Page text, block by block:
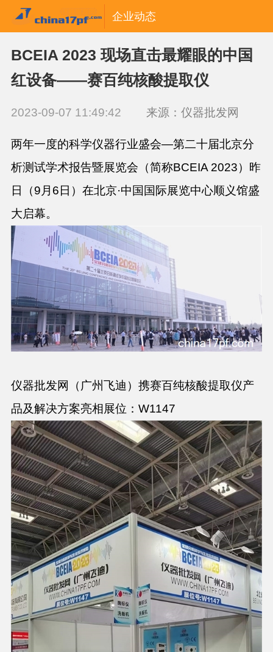
企业动态
BCEIA 2023 现场直击最耀眼的中国
红设备——赛百纯核酸提取仪
2023-09-07 11:49:42 来源：仪器批发网
两年一度的科学仪器行业盛会—第二十届北京分
析测试学术报告暨展览会（简称BCEIA 2023） 昨
日（9月6日） 在北京·中国国际展览中心顺义馆盛
大启幕。
仪器批发网（广州飞迪）携赛百纯核酸提取仪产
品及解决方案亮相展位：W1147